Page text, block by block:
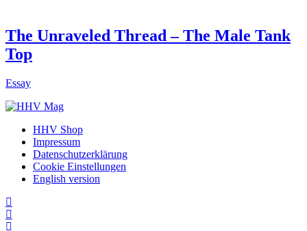
The Unraveled Thread – The Male Tank
Top
Essay
HHV Shop
Impressum
Datenschutzerklärung
Cookie Einstellungen
English version